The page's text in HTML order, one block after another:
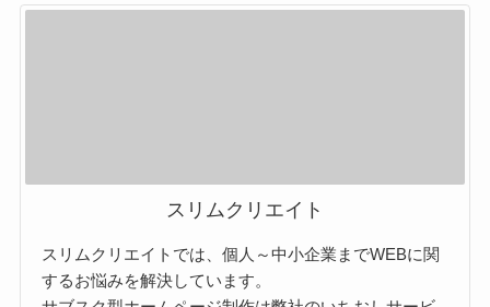
スリムクリエイト
スリムクリエイトでは、個人～中小企業までWEBに関
するお悩みを解決しています。